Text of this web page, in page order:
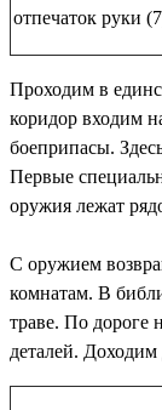
отпечаток руки
Проходим в
коридор входим
боеприпасы.
Первые
оружия лежат
С оружием
комнатам. В
траве. По дороге
деталей. Доходим